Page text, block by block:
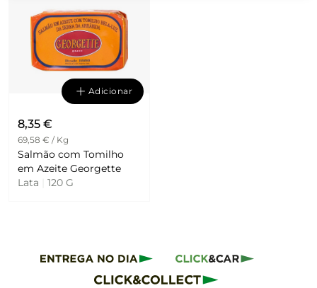
Adicionar
8,35 €
69,58 € / Kg
Salmão com Tomilho
em Azeite Georgette
Lata
120 G